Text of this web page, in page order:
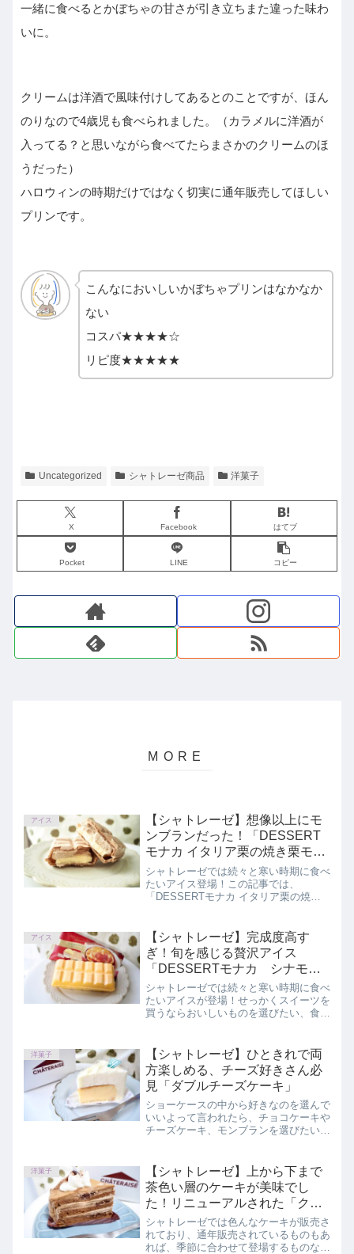
一緒に食べるとかぼちゃの甘さが引き立ちまた違った味わ
いに。
クリームは洋酒で風味付けしてあるとのことですが、ほん
のりなので4歳児も食べられました。（カラメルに洋酒が
入ってる？と思いながら食べてたらまさかのクリームのほ
うだった）
ハロウィンの時期だけではなく切実に通年販売してほしい
プリンです。
こんなにおいしいかぼちゃプリンはなかなか
ない
コスパ★★★★☆
リピ度★★★★★
Uncategorized シャトレーゼ商品 洋菓子
X Facebook はてブ
Pocket LINE コピー
アイス
【シャトレーゼ】想像以上にモ
ンブランだった！「DESSERT
モナカ イタリア栗の焼き栗モン
ブラン」
シャトレーゼでは続々と寒い時期に食べ
たいアイス登場！この記事では、
「DESSERTモナカ イタリア栗の焼き
アイス
【シャトレーゼ】完成度高す
ぎ！旬を感じる贅沢アイス
「DESSERTモナカ シナモン
香るふじりんごのタルト」
シャトレーゼでは続々と寒い時期に食べ
たいアイスが登場！せっかくスイーツを
買うならおいしいものを選びたい、食べ
「DESSERTモナカ シナモン香るふじ
りんごのタルト」レビューしています。
洋菓子
【シャトレーゼ】ひときれで両
方楽しめる、チーズ好きさん必
見「ダブルチーズケーキ」
ショーケースの中から好きなのを選んで
いいよって言われたら、チョコケーキや
チーズケーキ、モンブランを選びたいか
でしまうのですが、シャトレーゼには一
気に楽しめるものがあり購入しましたの
で、実食レビューしていきます。
洋菓子
【シャトレーゼ】上から下まで
茶色い層のケーキが美味でし
た！リニューアルされた「クレ
ープ・オ・ショコラ」
シャトレーゼでは色んなケーキが販売さ
れており、通年販売されているものもあ
れば、季節に合わせて登場するものなど